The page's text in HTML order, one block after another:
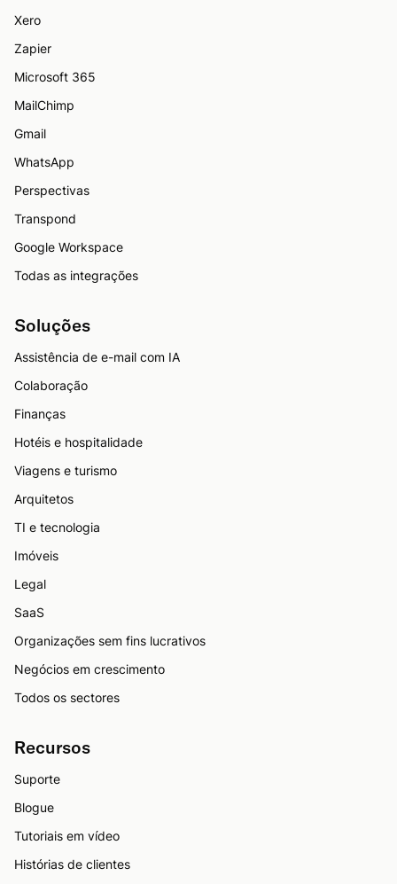
Xero
Zapier
Microsoft 365
MailChimp
Gmail
WhatsApp
Perspectivas
Transpond
Google Workspace
Todas as integrações
Soluções
Assistência de e-mail com IA
Colaboração
Finanças
Hotéis e hospitalidade
Viagens e turismo
Arquitetos
TI e tecnologia
Imóveis
Legal
SaaS
Organizações sem fins lucrativos
Negócios em crescimento
Todos os sectores
Recursos
Suporte
Blogue
Tutoriais em vídeo
Histórias de clientes